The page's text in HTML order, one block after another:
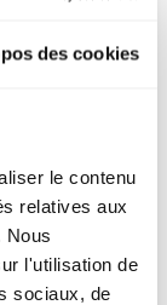
des cookies
le contenu
relatives aux
Nous
l'utilisation de
sociaux, de